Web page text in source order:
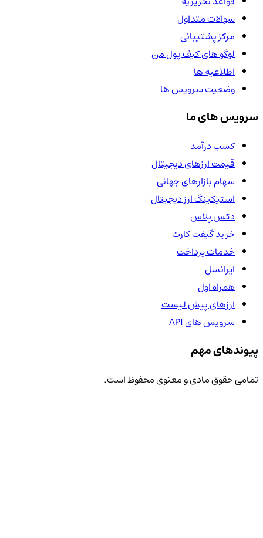
سوالات متداول
مرکز پشتیبانی
لوگو های کیف پول من
اطلاعیه ها
وضعیت سرویس ها
سرویس های ما
کسب درآمد
قیمت ارزهای دیجیتال
سهام بازارهای جهانی
استیکینگ ارز دیجیتال
دکس پلاس
خرید گیفت کارت
خدمات پرداخت
ایرانسل
همراه اول
ارزهای پیش لیست
سرویس های API
پیوندهای مهم
تمامی حقوق مادی و معنوی محفوظ است.